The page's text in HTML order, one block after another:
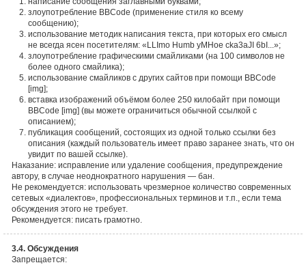
злоупотребление BBCode (применение стиля ко всему
сообщению);
использование методик написания текста, при которых его смысл
не всегда ясен посетителям: «LLImo Humb yMHoe cka3aJI 6bI...»;
злоупотребление графическими смайликами (на 100 символов не
более одного смайлика);
использование смайликов с других сайтов при помощи BBCode
[img];
вставка изображений объёмом более 250 килобайт при помощи
BBCode [img] (вы можете ограничиться обычной ссылкой с
описанием);
публикация сообщений, состоящих из одной только ссылки без
описания (каждый пользователь имеет право заранее знать, что он
увидит по вашей ссылке).
Наказание: исправление или удаление сообщения, предупреждение
автору, в случае неоднократного нарушения — бан.
Не рекомендуется: использовать чрезмерное количество современных
сетевых «диалектов», профессиональных терминов и т.п., если тема
обсуждения этого не требует.
Рекомендуется: писать грамотно.
3.4. Обсуждения
Запрещается: